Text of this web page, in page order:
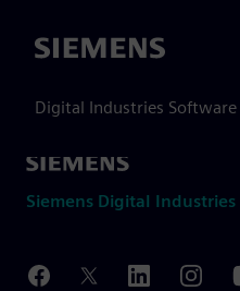
Siemens
Digital Industries Software
Siemens Digital